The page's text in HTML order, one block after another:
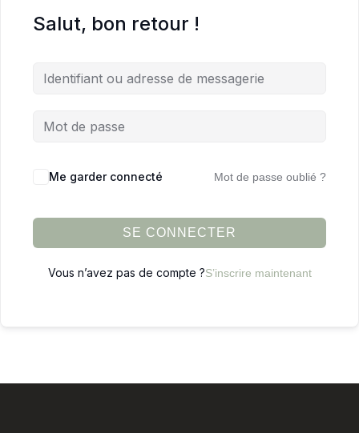
Salut, bon retour !
Me garder connecté Mot de passe oublié ?
SE CONNECTER
Vous n’avez pas de compte ?S’inscrire maintenant